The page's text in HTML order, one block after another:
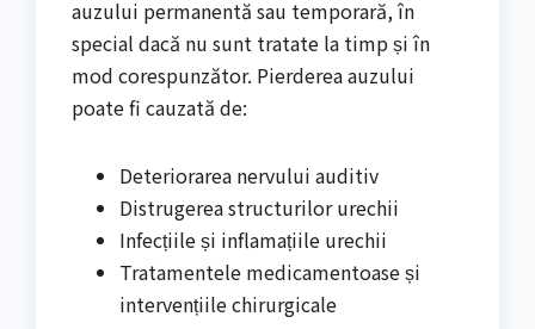
auzului permanentă sau temporară, în
special dacă nu sunt tratate la timp și în
mod corespunzător. Pierderea auzului
poate fi cauzată de:
Deteriorarea nervului auditiv
Distrugerea structurilor urechii
Infecțiile și inflamațiile urechii
Tratamentele medicamentoase și
intervențiile chirurgicale